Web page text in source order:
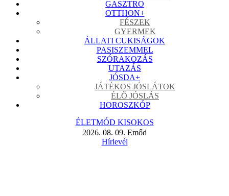
GASZTRO
OTTHON+
FÉSZEK
GYERMEK
ÁLLATI CUKISÁGOK
PASISZEMMEL
SZÓRAKOZÁS
UTAZÁS
JÓSDA+
JÁTÉKOS JÓSLÁTOK
ÉLŐ JÓSLÁS
HOROSZKÓP
ÉLETMÓD KISOKOS
2026. 08. 09. Emőd
Hírlevél